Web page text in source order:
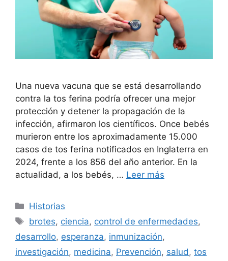
Una nueva vacuna que se está desarrollando
contra la tos ferina podría ofrecer una mejor
protección y detener la propagación de la
infección, afirmaron los científicos. Once bebés
murieron entre los aproximadamente 15.000
casos de tos ferina notificados en Inglaterra en
2024, frente a los 856 del año anterior. En la
actualidad, a los bebés, … Leer más
Categorías
Historias
Etiquetas
brotes, ciencia, control de enfermedades,
desarrollo, esperanza, inmunización,
investigación, medicina, Prevención, salud , tos